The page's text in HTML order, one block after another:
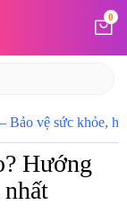
0
Bảo vệ sức khỏe,
Hướng